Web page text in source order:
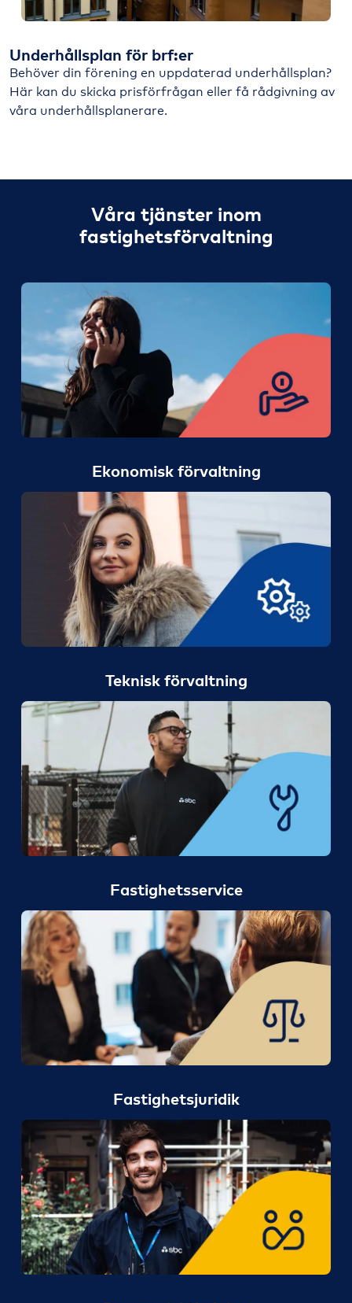
Underhållsplan för brf:er
Behöver din förening en uppdaterad underhållsplan?
Här kan du skicka prisförfrågan eller få rådgivning av
våra underhållsplanerare.
Våra tjänster inom
fastighetsförvaltning
Ekonomisk förvaltning
Teknisk förvaltning
Fastighetsservice
Fastighetsjuridik